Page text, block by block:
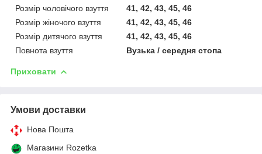
Розмір чоловічого взуття
41, 42, 43, 45, 46
Розмір жіночого взуття
41, 42, 43, 45, 46
Розмір дитячого взуття
41, 42, 43, 45, 46
Повнота взуття
Вузька / середня стопа
Приховати
Умови доставки
Нова Пошта
Магазини Rozetka